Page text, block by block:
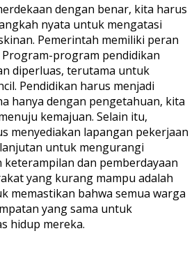
dengan benar, kita harus
nyata untuk mengatasi
Pemerintah memiliki peran
program pendidikan
diperluas, terutama untuk
Pendidikan harus menjadi
hanya dengan pengetahuan, kita
kemajuan. Selain itu,
menyediakan lapangan pekerjaan
untuk mengurangi
keterampilan dan pemberdayaan
yang kurang mampu adalah
memastikan bahwa semua warga
yang sama untuk
hidup mereka.